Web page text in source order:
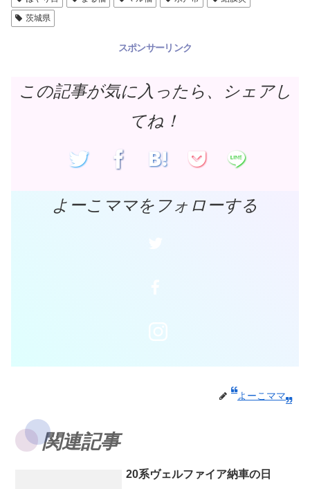
茨城県
スポンサーリンク
この記事が気に入ったら、シェアし
てね！
よーこママをフォローする
よーこママ
関連記事
20系ヴェルファイア納車の日